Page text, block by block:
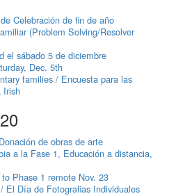
Celebración de fin de año
(Problem Solving/Resolver
el sábado 5 de diciembre
Dec. 5th
families / Encuesta para las
Irish
de obras de arte
a la Fase 1, Educación a distancia,
Phase 1 remote Nov. 23
El Día de Fotografias Individuales